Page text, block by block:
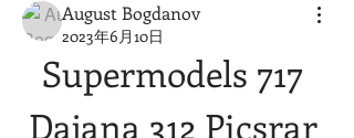
August Bogdanov
2023年6月10日
Supermodels 717
Dajana 312 Picsrar